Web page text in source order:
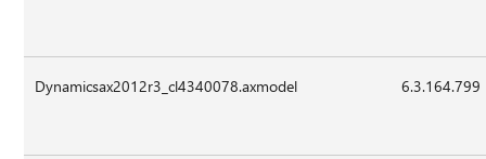
Dynamicsax2012r3_cl4340078.axmodel 6.3.164.799